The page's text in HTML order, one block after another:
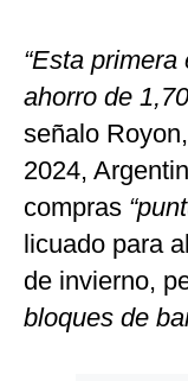
“Esta
ahorro de
señalo
2024,
compras
licuado para
de invierno,
bloques de